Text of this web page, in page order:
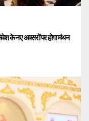
के नए अवसरों पर होगा मंथन